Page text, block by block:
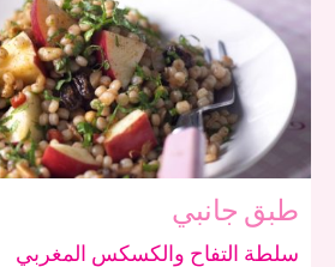
طبق جانبي
سلطة التفاح والكسكس المغربي